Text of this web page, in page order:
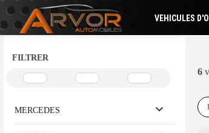
VEHICULES
FILTRER
MERCEDES
6